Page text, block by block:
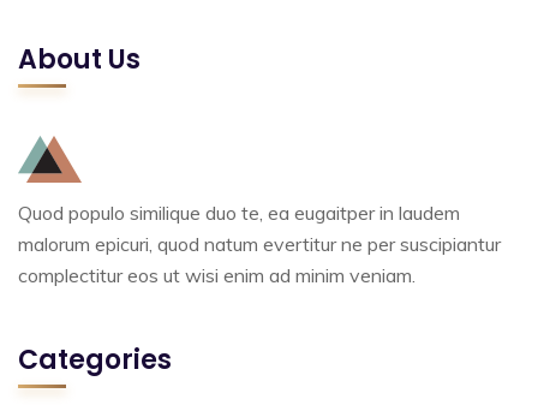
About Us
Quod populo similique duo te, ea eugaitper in laudem
malorum epicuri, quod natum evertitur ne per suscipiantur
complectitur eos ut wisi enim ad minim veniam.
Categories